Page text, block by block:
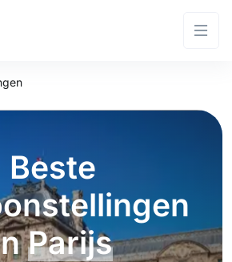
Beste
Parijs